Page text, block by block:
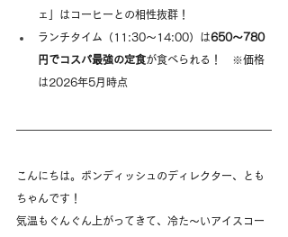
ェ」はコーヒーとの相性抜群！
ランチタイム（11:30〜14:00）は650〜780
円でコスパ最強の定食が食べられる！　※価格
は2026年5月時点
こんにちは。ボンディッシュのディレクター、とも
ちゃんです！
気温もぐんぐん上がってきて、冷た〜いアイスコー